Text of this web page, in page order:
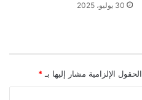
30 يوليو، 2025
الحقول الإلزامية مشار إليها بـ *